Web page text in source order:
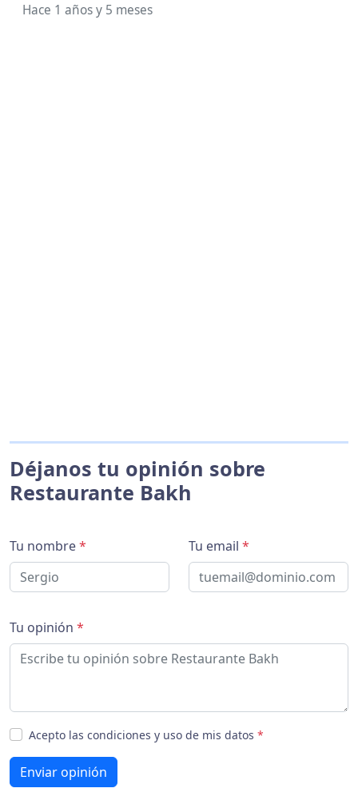
Hace 1 años y 5 meses
Déjanos tu opinión sobre
Restaurante Bakh
Tu nombre* Tu email *
Tu opinión *
Acepto las condiciones y uso de mis datos *
Enviar opinión